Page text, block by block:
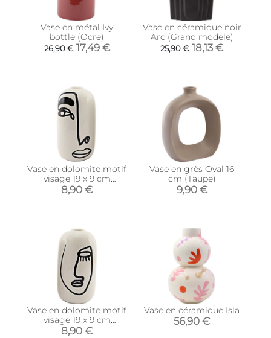
Vase en métal Ivy
bottle (Ocre)
26,90 € 17,49 €
Vase en céramique noir
Arc (Grand modèle)
25,90 € 18,13 €
Vase en dolomite motif
visage 19 x 9 cm
(Modèle 2)
8,90 €
Vase en grès Oval 16
cm (Taupe)
9,90 €
Vase en dolomite motif
visage 19 x 9 cm
(Modèle 1)
8,90 €
Vase en céramique Isla
56,90 €